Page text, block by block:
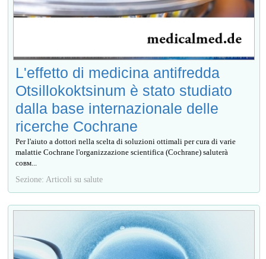
L'effetto di medicina antifredda
Otsillokoktsinum è stato studiato
dalla base internazionale delle
ricerche Cochrane
Per l'aiuto a dottori nella scelta di soluzioni ottimali per cura di varie
malattie Cochrane l'organizzazione scientifica (Cochrane) saluterà
совм...
Sezione: Articoli su salute